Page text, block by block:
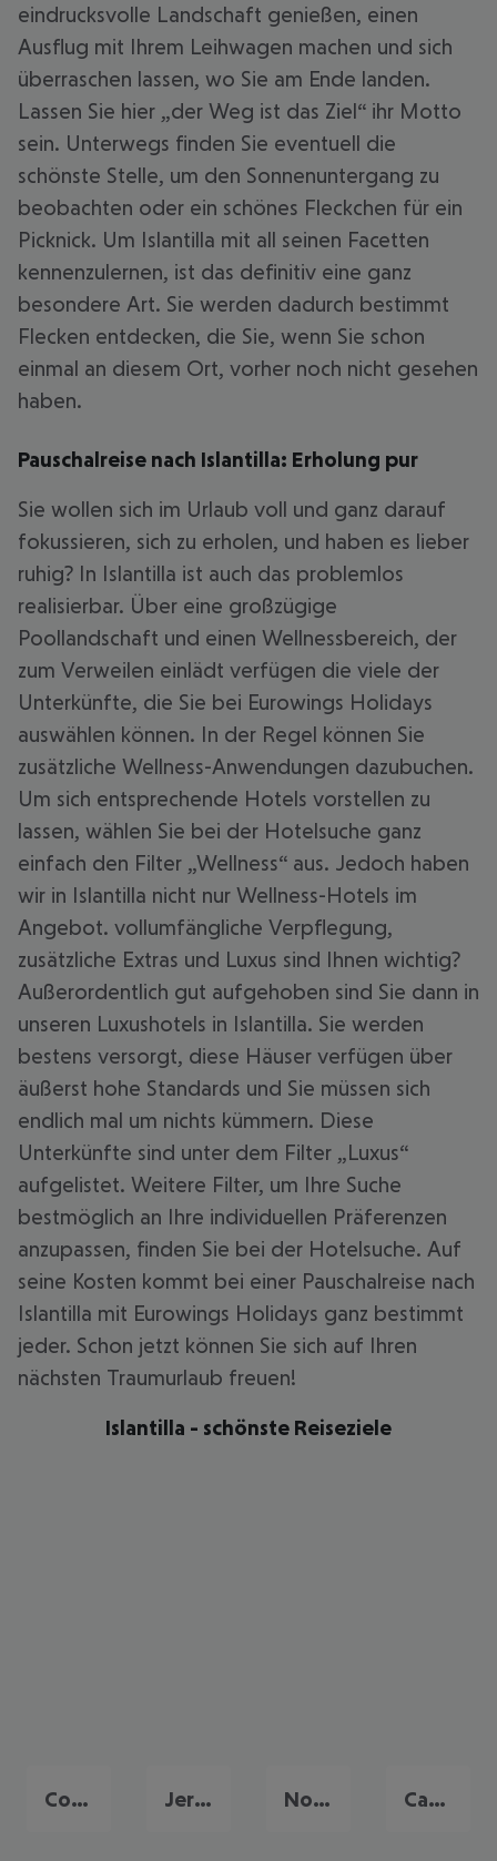
eindrucksvolle Landschaft genießen, einen
Ausflug mit Ihrem Leihwagen machen und sich
überraschen lassen, wo Sie am Ende landen.
Lassen Sie hier „der Weg ist das Ziel“ ihr Motto
sein. Unterwegs finden Sie eventuell die
schönste Stelle, um den Sonnenuntergang zu
beobachten oder ein schönes Fleckchen für ein
Picknick. Um Islantilla mit all seinen Facetten
kennenzulernen, ist das definitiv eine ganz
besondere Art. Sie werden dadurch bestimmt
Flecken entdecken, die Sie, wenn Sie schon
einmal an diesem Ort, vorher noch nicht gesehen
haben.
Pauschalreise nach Islantilla: Erholung pur
Sie wollen sich im Urlaub voll und ganz darauf
fokussieren, sich zu erholen, und haben es lieber
ruhig? In Islantilla ist auch das problemlos
realisierbar. Über eine großzügige
Poollandschaft und einen Wellnessbereich, der
zum Verweilen einlädt verfügen die viele der
Unterkünfte, die Sie bei Eurowings Holidays
auswählen können. In der Regel können Sie
zusätzliche Wellness-Anwendungen dazubuchen.
Um sich entsprechende Hotels vorstellen zu
lassen, wählen Sie bei der Hotelsuche ganz
einfach den Filter „Wellness“ aus. Jedoch haben
wir in Islantilla nicht nur Wellness-Hotels im
Angebot. vollumfängliche Verpflegung,
zusätzliche Extras und Luxus sind Ihnen wichtig?
Außerordentlich gut aufgehoben sind Sie dann in
unseren Luxushotels in Islantilla. Sie werden
bestens versorgt, diese Häuser verfügen über
äußerst hohe Standards und Sie müssen sich
endlich mal um nichts kümmern. Diese
Unterkünfte sind unter dem Filter „Luxus“
aufgelistet. Weitere Filter, um Ihre Suche
bestmöglich an Ihre individuellen Präferenzen
anzupassen, finden Sie bei der Hotelsuche. Auf
seine Kosten kommt bei einer Pauschalreise nach
Islantilla mit Eurowings Holidays ganz bestimmt
jeder. Schon jetzt können Sie sich auf Ihren
nächsten Traumurlaub freuen!
Islantilla - schönste Reiseziele
Conil de la Frontera Jerez de la Frontera Novo Sancti Petri Cadiz